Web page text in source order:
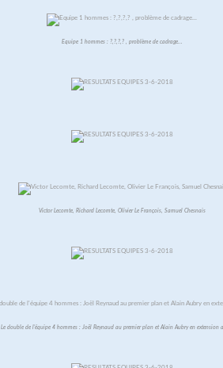
Equipe 1 hommes : ?,?,?,? , problème de cadrage...
Victor Lecomte, Richard Lecomte, Olivier Le François, Samuel Chesnais
Le double de l'équipe 4 hommes : Joël Reynaud au premier plan et Alain Aubry en extension